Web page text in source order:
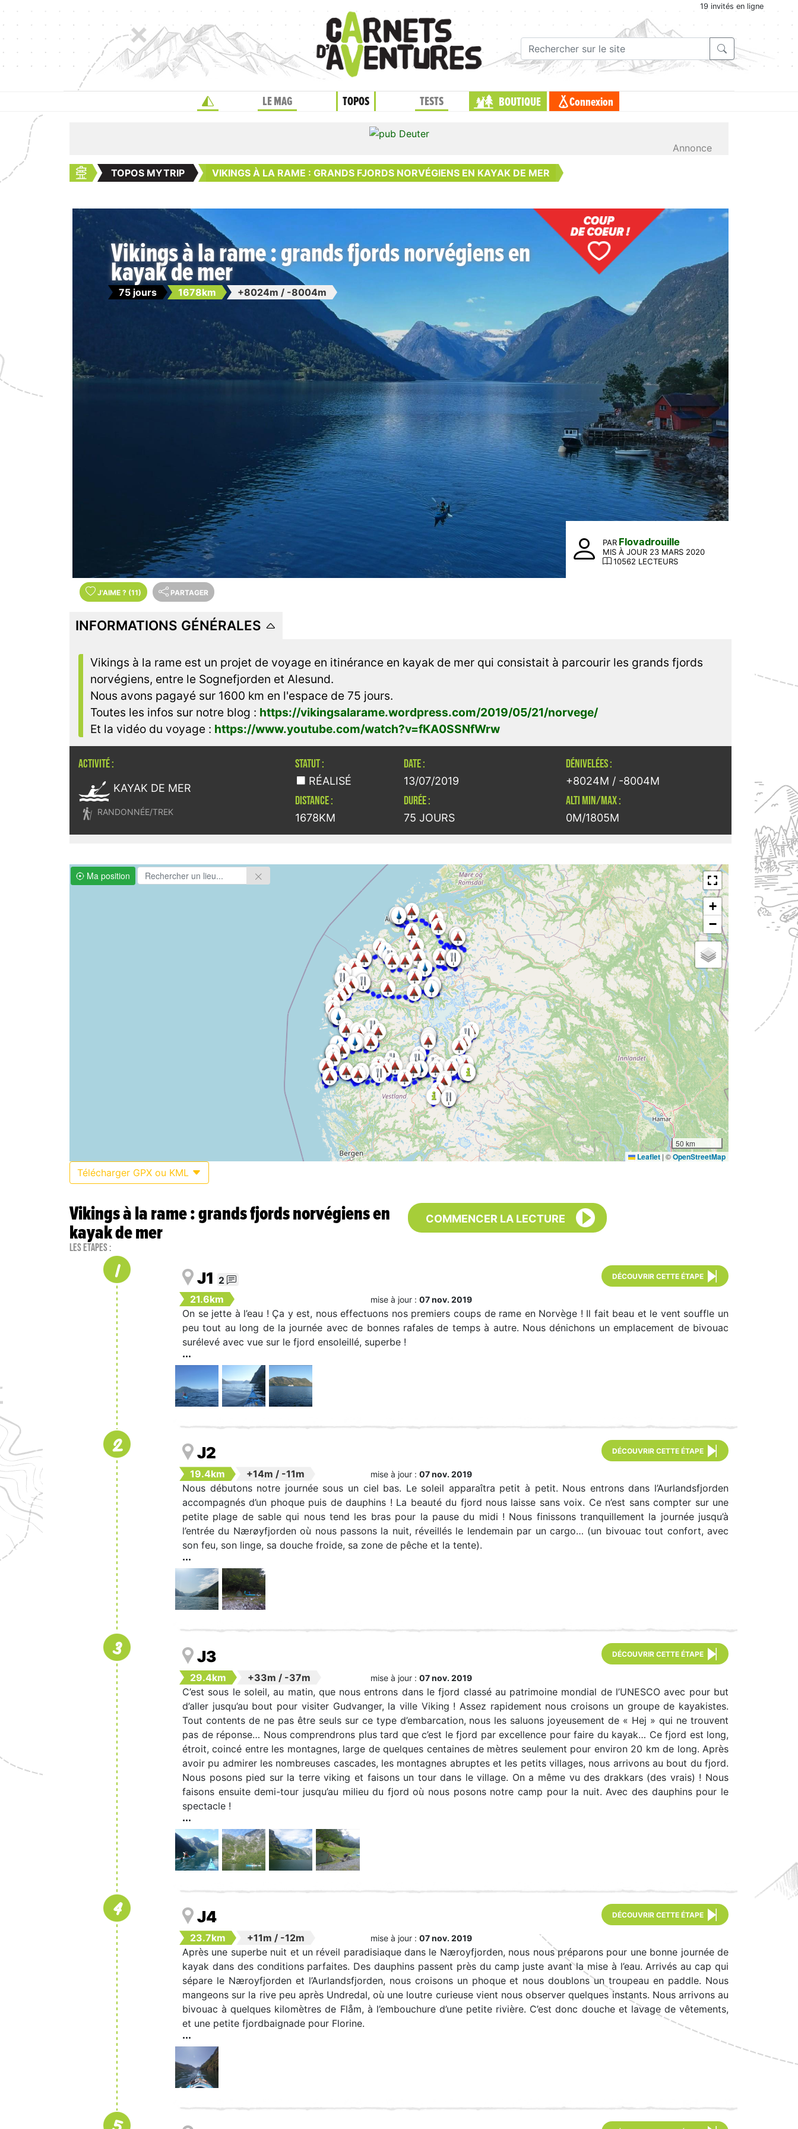
19 invités en ligne
LE MAG TOPOS TESTS BOUTIQUE Connexion
Annonce
TOPOS MYTRIP VIKINGS À LA RAME : GRANDS FJORDS NORVÉGIENS EN KAYAK DE MER
Vikings à la rame : grands fjords norvégiens en
kayak de mer
75 jours 1678km +8024m / -8004m
PAR Flovadrouille
MIS À JOUR 23 MARS 2020
10562 LECTEURS
J'AIME ? (11) PARTAGER
INFORMATIONS GÉNÉRALES
Vikings à la rame est un projet de voyage en itinérance en kayak de mer qui consistait à parcourir les grands fjords
norvégiens, entre le Sognefjorden et Alesund.
Nous avons pagayé sur 1600 km en l'espace de 75 jours.
Toutes les infos sur notre blog : https://vikingsalarame.wordpress.com/2019/05/21/norvege/
Et la vidéo du voyage : https://www.youtube.com/watch?v=fKA0SSNfWrw
ACTIVITÉ :
 KAYAK DE MER
 RANDONNÉE/TREK
STATUT :
RÉALISÉ
DISTANCE :
1678KM
DATE :
13/07/2019
DURÉE :
75 JOURS
DÉNIVELÉES :
+8024M / -8004M
ALTI MIN/MAX :
0M/1805M
Ma position
+
−
50 km
Leaflet | ©OpenStreetMap
Télécharger GPX ou KML
Vikings à la rame : grands fjords norvégiens en
kayak de mer
Les étapes :
COMMENCER LA LECTURE
1 J1 2 DÉCOUVRIR CETTE ÉTAPE
21.6km mise à jour : 07 nov. 2019
On se jette à l’eau ! Ça y est, nous effectuons nos premiers coups de rame en Norvège ! Il fait beau et le vent souffle un
peu tout au long de la journée avec de bonnes rafales de temps à autre. Nous dénichons un emplacement de bivouac
surélevé avec vue sur le fjord ensoleillé, superbe !
2 J2 DÉCOUVRIR CETTE ÉTAPE
19.4km +14m / -11m mise à jour : 07 nov. 2019
Nous débutons notre journée sous un ciel bas. Le soleil apparaîtra petit à petit. Nous entrons dans l’Aurlandsfjorden
accompagnés d’un phoque puis de dauphins ! La beauté du fjord nous laisse sans voix. Ce n’est sans compter sur une
petite plage de sable qui nous tend les bras pour la pause du midi ! Nous finissons tranquillement la journée jusqu’à
l’entrée du Nærøyfjorden où nous passons la nuit, réveillés le lendemain par un cargo… (un bivouac tout confort, avec
son feu, son linge, sa douche froide, sa zone de pêche et la tente).
3 J3 DÉCOUVRIR CETTE ÉTAPE
29.4km +33m / -37m mise à jour : 07 nov. 2019
C’est sous le soleil, au matin, que nous entrons dans le fjord classé au patrimoine mondial de l’UNESCO avec pour but
d’aller jusqu’au bout pour visiter Gudvanger, la ville Viking ! Assez rapidement nous croisons un groupe de kayakistes.
Tout contents de ne pas être seuls sur ce type d’embarcation, nous les saluons joyeusement de « Hej » qui ne trouvent
pas de réponse… Nous comprendrons plus tard que c’est le fjord par excellence pour faire du kayak… Ce fjord est long,
étroit, coincé entre les montagnes, large de quelques centaines de mètres seulement pour environ 20 km de long. Après
avoir pu admirer les nombreuses cascades, les montagnes abruptes et les petits villages, nous arrivons au bout du fjord.
Nous posons pied sur la terre viking et faisons un tour dans le village. On a même vu des drakkars (des vrais) ! Nous
faisons ensuite demi-tour jusqu’au milieu du fjord où nous posons notre camp pour la nuit. Avec des dauphins pour le
spectacle !
4 J4 DÉCOUVRIR CETTE ÉTAPE
23.7km +11m / -12m mise à jour : 07 nov. 2019
Après une superbe nuit et un réveil paradisiaque dans le Næroyfjorden, nous nous préparons pour une bonne journée de
kayak dans des conditions parfaites. Des dauphins passent près du camp juste avant la mise à l’eau. Arrivés au cap qui
sépare le Næroyfjorden et l’Aurlandsfjorden, nous croisons un phoque et nous doublons un troupeau en paddle. Nous
mangeons sur la rive peu après Undredal, où une loutre curieuse vient nous observer quelques instants. Nous arrivons au
bivouac à quelques kilomètres de Flåm, à l’embouchure d’une petite rivière. C’est donc douche et lavage de vêtements,
et une petite fjordbaignade pour Florine.